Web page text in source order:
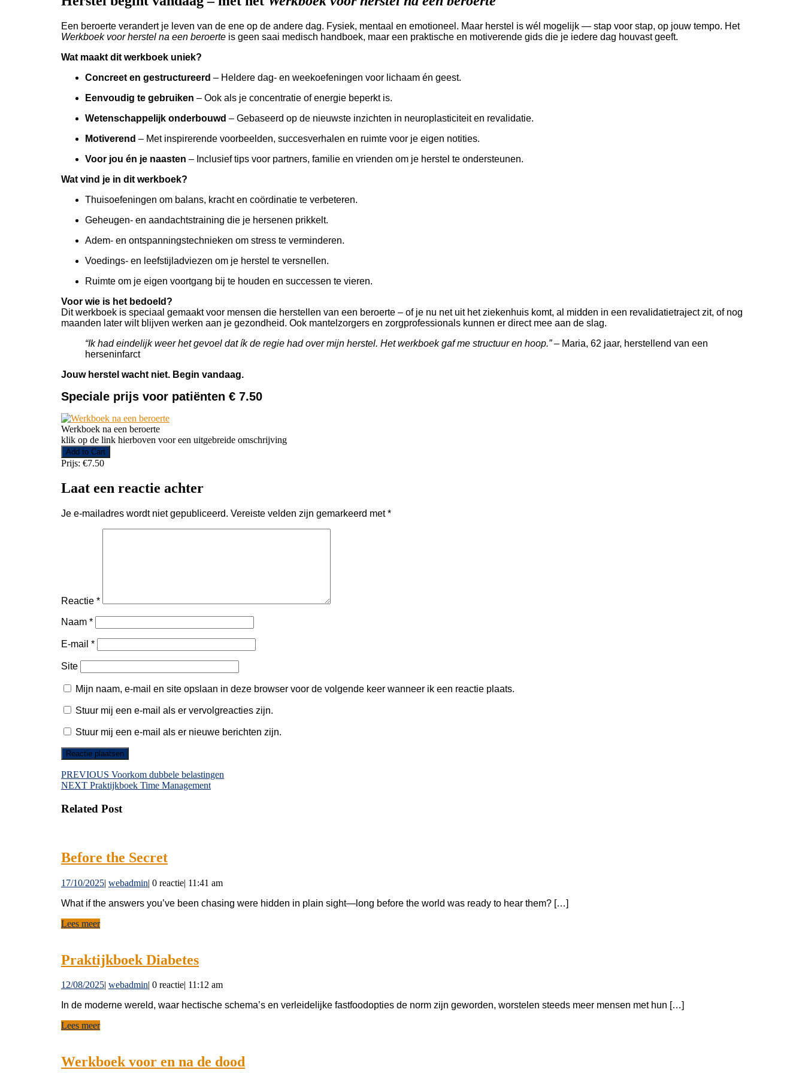
Een beroerte verandert je leven van de ene op de andere dag. Fysiek, mentaal en emotioneel. Maar herstel is wél mogelijk — stap voor stap, op jouw tempo. Het
Werkboek voor herstel na een beroerte is geen saai medisch handboek, maar een praktische en motiverende gids die je iedere dag houvast geeft.
Wat maakt dit werkboek uniek?
Concreet en gestructureerd – Heldere dag- en weekoefeningen voor lichaam én geest.
Eenvoudig te gebruiken – Ook als je concentratie of energie beperkt is.
Wetenschappelijk onderbouwd – Gebaseerd op de nieuwste inzichten in neuroplasticiteit en revalidatie.
Motiverend – Met inspirerende voorbeelden, succesverhalen en ruimte voor je eigen notities.
Voor jou én je naasten – Inclusief tips voor partners, familie en vrienden om je herstel te ondersteunen.
Wat vind je in dit werkboek?
Thuisoefeningen om balans, kracht en coördinatie te verbeteren.
Geheugen- en aandachtstraining die je hersenen prikkelt.
Adem- en ontspanningstechnieken om stress te verminderen.
Voedings- en leefstijladviezen om je herstel te versnellen.
Ruimte om je eigen voortgang bij te houden en successen te vieren.
Voor wie is het bedoeld?
Dit werkboek is speciaal gemaakt voor mensen die herstellen van een beroerte – of je nu net uit het ziekenhuis komt, al midden in een revalidatietraject zit, of nog
maanden later wilt blijven werken aan je gezondheid. Ook mantelzorgers en zorgprofessionals kunnen er direct mee aan de slag.
“Ik had eindelijk weer het gevoel dat ík de regie had over mijn herstel. Het werkboek gaf me structuur en hoop.”– Maria, 62 jaar, herstellend van een
herseninfarct
Jouw herstel wacht niet. Begin vandaag.
Speciale prijs voor patiënten € 7.50
Werkboek na een beroerte
klik op de link hierboven voor een uitgebreide omschrijving
Prijs: €7.50
Laat een reactie achter
Je e-mailadres wordt niet gepubliceerd. Vereiste velden zijn gemarkeerd met*
Reactie *
Naam *
E-mail *
Site
Mijn naam, e-mail en site opslaan in deze browser voor de volgende keer wanneer ik een reactie plaats.
Stuur mij een e-mail als er vervolgreacties zijn.
Stuur mij een e-mail als er nieuwe berichten zijn.
Bericht
navigatie
PREVIOUS Vorig
bericht:
Voorkom dubbele belastingen
NEXT Volgend
Praktijkboek Time Management
Related Post
Before the SecretBefore
Secret
17/10/202517/10/2025
| webadminwebadmin
| 0 reactie| 11:41 am
What if the answers you’ve been chasing were hidden in plain sight—long before the world was ready to hear them? […]
Lees meerLees
Praktijkboek DiabetesPraktijkboek
12/08/202512/08/2025
| webadminwebadmin
| 0 reactie| 11:12 am
In de moderne wereld, waar hectische schema’s en verleidelijke fastfoodopties de norm zijn geworden, worstelen steeds meer mensen met hun […]
Lees meerLees
Werkboek voor en na de dood